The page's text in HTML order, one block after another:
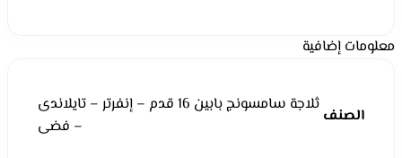
معلومات إضافية
الصنف
ثلاجة سامسونج بابين 16 قدم – إنفرتر – تايلاندى
– فضى